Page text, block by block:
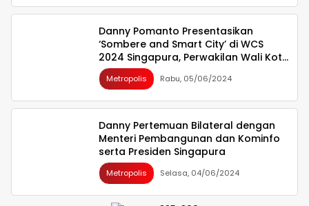
Danny Pomanto Presentasikan
‘Sombere and Smart City’ di WCS
2024 Singapura, Perwakilan Wali Kota
se-Asia
Metropolis Rabu, 05/06/2024
Danny Pertemuan Bilateral dengan
Menteri Pembangunan dan Kominfo
serta Presiden Singapura
Metropolis Selasa, 04/06/2024